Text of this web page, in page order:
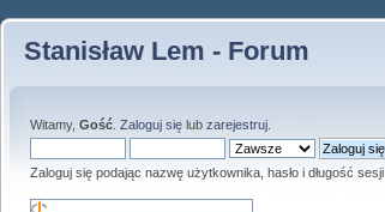
Stanisław Lem - Forum
Witamy, Gość Zaloguj się lub zarejestruj
Zaloguj się podając nazwę użytkownika, hasło i długość sesji